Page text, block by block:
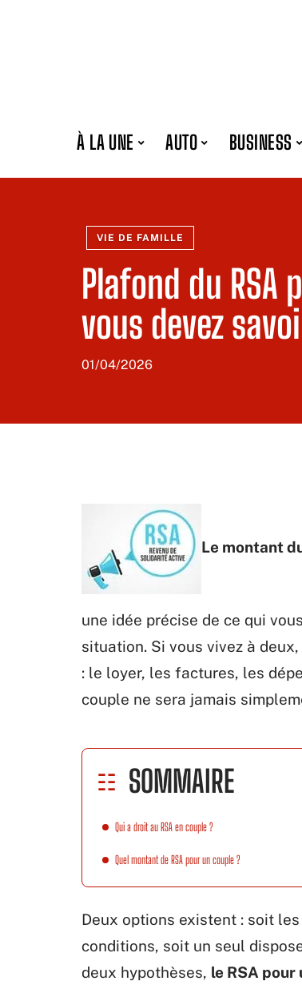
À LA UNE AUTO BUSINESS
VIE DE FAMILLE
Plafond du RSA
vous devez
01/04/2026
Le montant
une idée précise de ce qui
situation. Si vous vivez à
: le loyer, les factures, les
couple ne sera jamais
SOMMAIRE
Qui a droit au RSA en couple ?
Quel montant de RSA pour un couple ?
Deux options existent : soit
conditions, soit un seul
deux hypothèses, le RSA pour